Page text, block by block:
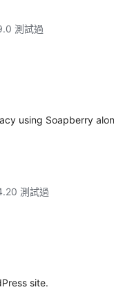
測試過
using Soapberry
測試過
site.